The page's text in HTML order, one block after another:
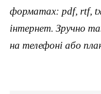
форматах: pdf, rtf,
інтернет. Зручно
на телефоні або